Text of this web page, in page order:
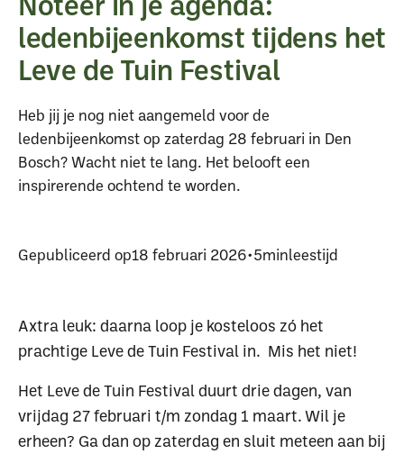
ledenbijeenkomst tijdens het
Leve de Tuin Festival
Heb jij je nog niet aangemeld voor de
ledenbijeenkomst op zaterdag 28 februari in Den
Bosch? Wacht niet te lang. Het belooft een
inspirerende ochtend te worden.
Gepubliceerd op18 februari 2026•5minleestijd
Axtra leuk: daarna loop je kosteloos zó het
prachtige Leve de Tuin Festival in. Mis het niet!
Het Leve de Tuin Festival duurt drie dagen, van
vrijdag 27 februari t/m zondag 1 maart. Wil je
erheen? Ga dan op zaterdag en sluit meteen aan bij